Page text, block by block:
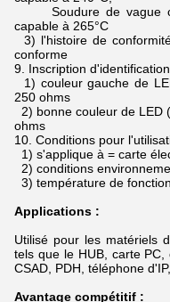
Soudure de vague
capable à 265°C
3) l'histoire de
conforme
9. Inscription
1) couleur gauche de
250 ohms
2) bonne couleur de LED
ohms
10. Conditions pour
1) s'applique à = carte
2) conditions
3) température de
Applications :
Utilisé pour les matériels
tels que le HUB, carte PC,
CSAD, PDH, téléphone
Avantage compétitif :